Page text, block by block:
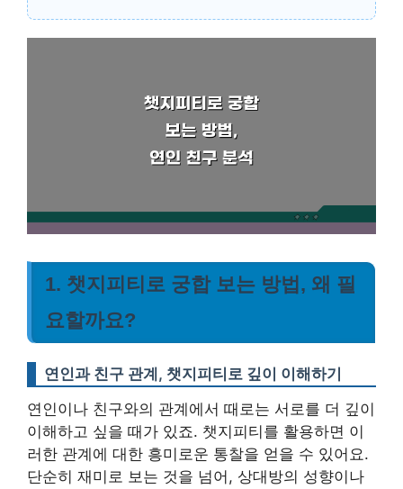
1. 챗지피티로 궁합 보는 방법, 왜 필
요할까요?
연인과 친구 관계, 챗지피티로 깊이 이해하기
연인이나 친구와의 관계에서 때로는 서로를 더 깊이
이해하고 싶을 때가 있죠. 챗지피티를 활용하면 이
러한 관계에 대한 흥미로운 통찰을 얻을 수 있어요.
단순히 재미로 보는 것을 넘어, 상대방의 성향이나